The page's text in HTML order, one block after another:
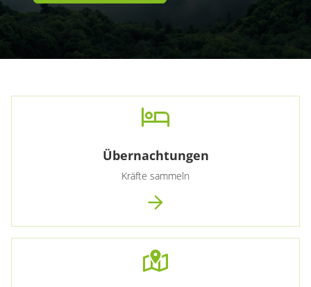
Übernachtungen
Kräfte sammeln